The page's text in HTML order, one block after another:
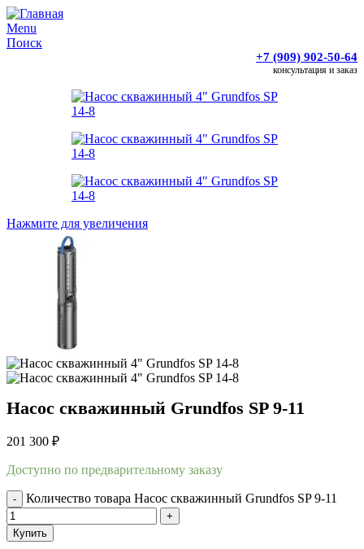
Menu
Поиск
+7 (909) 902-50-64
консультация и заказ
Нажмите для увеличения
Насос скважинный Grundfos SP 9-11
201 300 ₽
Доступно по предварительному заказу
Количество товара Насос скважинный Grundfos SP 9-11
Купить